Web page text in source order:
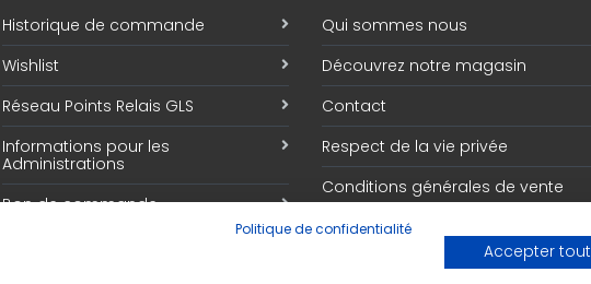
Historique de commande
Wishlist
Réseau Points Relais GLS
Informations pour les
Administrations
Bon de commande
Qui sommes nous
Découvrez notre magasin
Contact
Respect de la vie privée
Conditions générales de vente
Politique de confidentialité
Accepter tout